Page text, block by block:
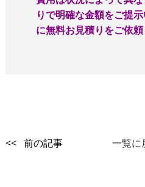
りで明確な金額をご提
に無料お見積りをご依頼
<< 前の記事 一覧に